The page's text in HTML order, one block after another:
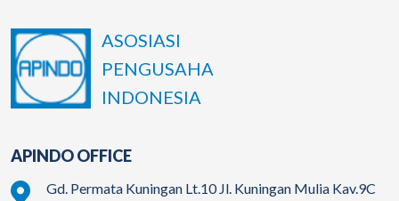
ASOSIASI
PENGUSAHA
INDONESIA
APINDO OFFICE
Gd. Permata Kuningan Lt.10 Jl. Kuningan Mulia Kav.9C